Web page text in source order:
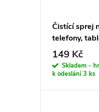
Čistící sprej
telefony,
Tech-
200ml
149 Kč
Skladem -
k odeslání3 ks